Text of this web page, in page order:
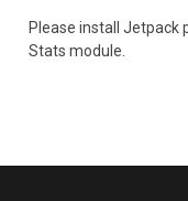
Please install Jetpack
Stats module.